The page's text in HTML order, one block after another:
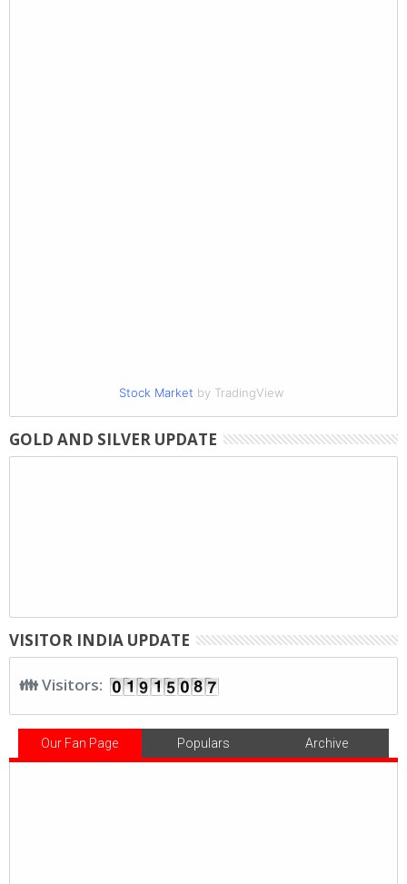
Stock Market by TradingView
GOLD AND SILVER UPDATE
VISITOR INDIA UPDATE
👪 Visitors:
Our Fan Page Populars Archive